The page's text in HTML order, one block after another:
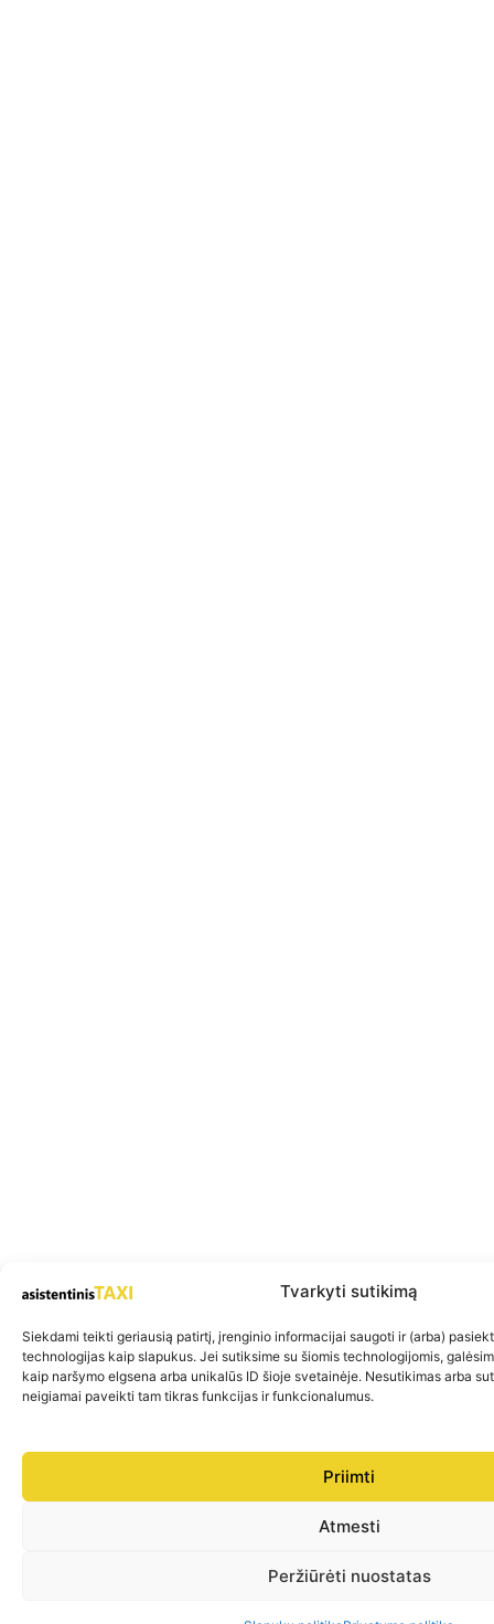
Tvarkyti sutikimą
Siekdami teikti geriausią patirtį, įrenginio informacijai saugoti ir (arba)
technologijas kaip slapukus. Jei sutiksime su šiomis technologijomis,
kaip naršymo elgsena arba unikalūs ID šioje svetainėje. Nesutikimas arba
neigiamai paveikti tam tikras funkcijas ir funkcionalumus.
Priimti
Atmesti
Peržiūrėti nuostatas